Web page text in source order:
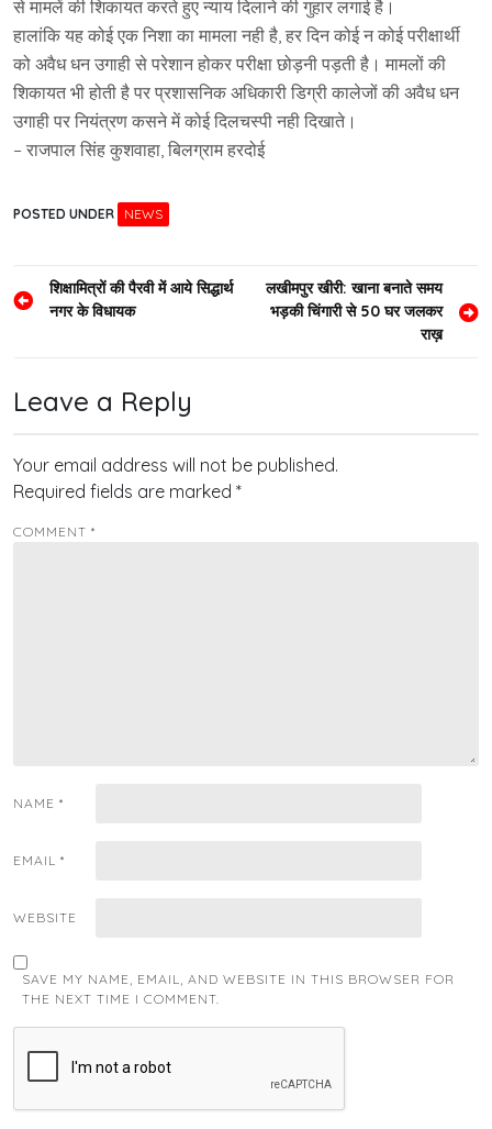
से मामलें की शिकायत करते हुए न्याय दिलाने की गुहार लगाई है।
हालांकि यह कोई एक निशा का मामला नही है, हर दिन कोई न कोई परीक्षार्थी
को अवैध धन उगाही से परेशान होकर परीक्षा छोड़नी पड़ती है। मामलों की
शिकायत भी होती है पर प्रशासनिक अधिकारी डिग्री कालेजों की अवैध धन
उगाही पर नियंत्रण कसने में कोई दिलचस्पी नही दिखाते।
– राजपाल सिंह कुशवाहा, बिलग्राम हरदोई
POSTED UNDER NEWS
Post
navigation
शिक्षामित्रों की पैरवी में आये सिद्धार्थ
नगर के विधायक
लखीमपुर खीरी: खाना बनाते समय
भड़की चिंगारी से 50 घर जलकर
राख़
Leave a Reply
Your email address will not be published.
Required fields are marked *
COMMENT *
NAME *
EMAIL *
WEBSITE
SAVE MY NAME, EMAIL, AND WEBSITE IN THIS BROWSER FOR
THE NEXT TIME I COMMENT.